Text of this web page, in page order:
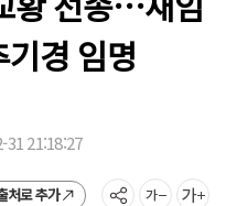
경 임명
31 21:18:27
처로 추가